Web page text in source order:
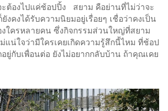
ะต้องไปแค่ช้อปปิ้ง สยาม คือย่านที่ไม่ว่าจะ
งคงได้รับความนิยมอยู่เรื่อยๆ เชื่อว่าคงเป็น
ใครหลายคน ซึ่งกิจกรรมส่วนใหญ่ที่สยาม
แน่ใจว่ามีใครเคยเกิดความรู้สึกนี้ไหม ที่ช้อป
ยู่กับเพื่อนต่อ ยังไม่อยากกลับบ้าน ถ้าคุณเคย